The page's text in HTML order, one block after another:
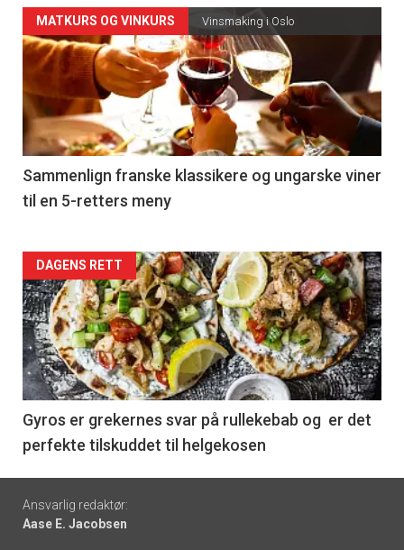
Forsiden
akkurat
nå
-
5
MATKURS OG VINKURS Vinsmaking i Oslo
Sammenlign franske klassikere og ungarske viner
til en 5-retters meny
Forsiden
akkurat
nå
-
6
DAGENS RETT
Gyros er grekernes svar på rullekebab og er det
perfekte tilskuddet til helgekosen
Footer
-
Ansvarlig redaktør:
Aase E. Jacobsen